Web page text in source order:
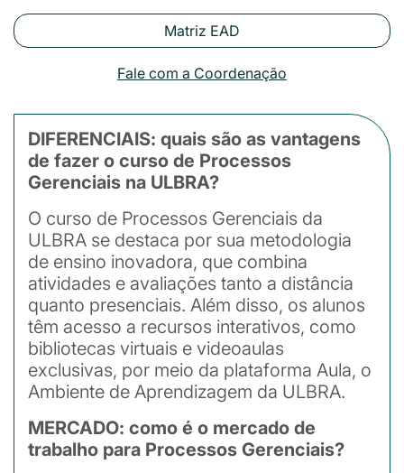
Matriz EAD
Fale com a Coordenação
DIFERENCIAIS: quais são as vantagens
de fazer o curso de Processos
Gerenciais na ULBRA?
O curso de Processos Gerenciais da
ULBRA se destaca por sua metodologia
de ensino inovadora, que combina
atividades e avaliações tanto a distância
quanto presenciais. Além disso, os alunos
têm acesso a recursos interativos, como
bibliotecas virtuais e videoaulas
exclusivas, por meio da plataforma Aula, o
Ambiente de Aprendizagem da ULBRA.
MERCADO: como é o mercado de
trabalho para Processos Gerenciais?